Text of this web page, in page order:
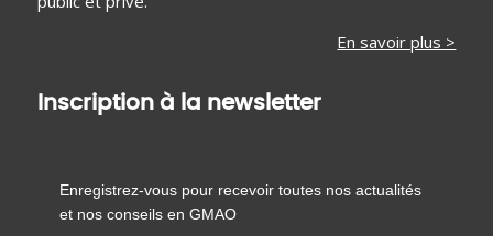
En savoir plus >
Inscription à la newsletter
Enregistrez-vous pour recevoir toutes nos actualités
et nos conseils en GMAO